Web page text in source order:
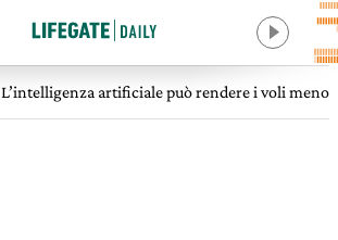
L’intelligenza artificiale può rendere i voli